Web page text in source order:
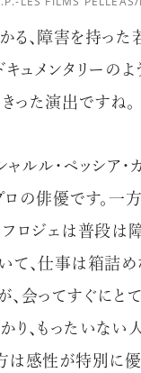
、障害を持った
キュメンタリーのよ
った演出ですね。
ルル・ペッシア・
ロの俳優です。一
フロジェは普段は
て、仕事は箱詰
、会ってすぐにと
り、もったいない
は感性が特別に